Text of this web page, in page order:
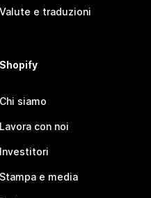
Valute e traduzioni
Shopify
Chi siamo
Lavora con noi
Investitori
Stampa e media